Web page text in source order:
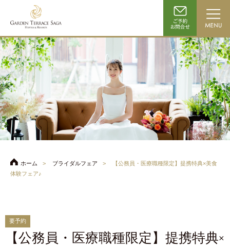
ホーム ブライダルフェア
【公務員・医療職種限定】提携特典×美食
体験フェア♪
要予約
【公務員・医療職種限定】提携特典×